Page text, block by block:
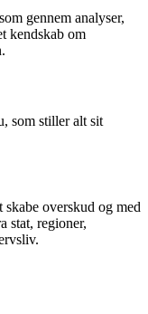
gennem analyser,
kendskab om
som stiller alt sit
overskud og med
stat, regioner,